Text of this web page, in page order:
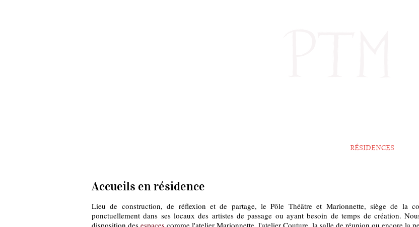
RÉSIDENCES
Accueils en résidence
Lieu de construction, de réflexion et de partage, le Pôle Théâtre et Marionnette, siège de la
ponctuellement dans ses locaux des artistes de passage ou ayant besoin de temps de création.
disposition des espaces comme l'atelier Marionnette, l'atelier Couture, la salle de réunion ou encore la